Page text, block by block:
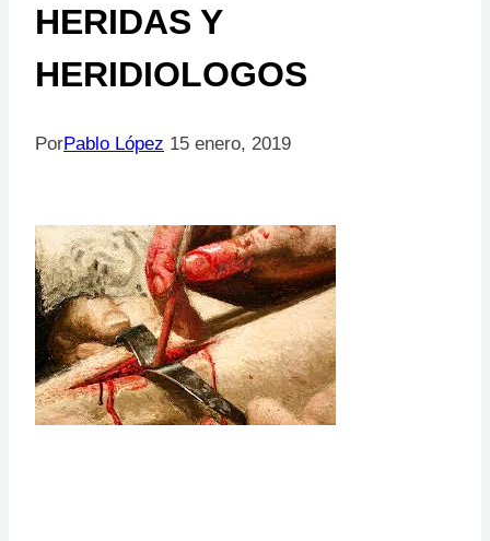
HERIDAS Y
HERIDIOLOGOS
PorPablo López 15 enero, 2019